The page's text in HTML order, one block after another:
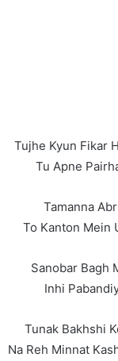
Tujhe Kyun Fikar
Tu Apne
Tamanna
To Kanton Mein
Sanobar Bagh
Inhi
Tunak Bakhshi
Na Reh Minnat